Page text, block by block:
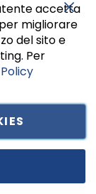
05834470634 -
accetta
migliorare
del sito e
Per